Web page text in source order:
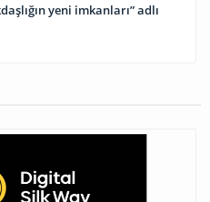
yeni imkanları” adlı